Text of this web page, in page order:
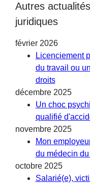
Autres
juridiques
février 2026
Licenciement
du travail ou
droits
décembre 2025
Un choc
qualifié
novembre 2025
Mon
du médecin
octobre 2025
Salarié(e),